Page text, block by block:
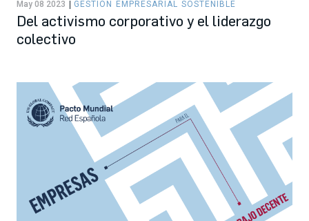
May 08 2023 GESTIÓN EMPRESARIAL SOSTENIBLE
Del activismo corporativo y el liderazgo
colectivo